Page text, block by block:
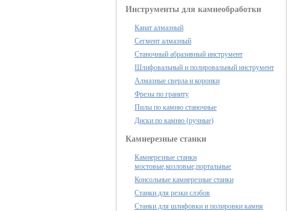
Инструменты для камнеобработки
Канат алмазный
Сегмент алмазный
Станочный абразивный инструмент
Шлифовальный и полировальный инструмент
Алмазные сверла и коронки
Фрезы по граниту
Пилы по камню станочные
Диски по камню (ручные)
Камнерезные станки
Камнерезные станки
мостовые,козловые,портальные
Консольные камнерезные станки
Станки для резки слэбов
Станки для шлифовки и полировки камня